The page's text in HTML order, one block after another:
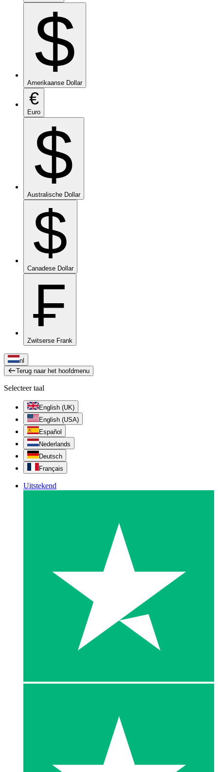
$
Amerikaanse Dollar
€
Euro
$
Australische Dollar
$
Canadese Dollar
₣
Zwitserse Frank
nl
Terug naar het hoofdmenu
Selecteer taal
English (UK)
English (USA)
Español
Nederlands
Deutsch
Français
Uitstekend